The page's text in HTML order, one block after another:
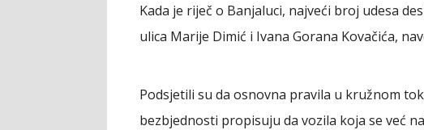
Kada je riječ o Banjaluci, najveći broj udesa
ulica Marije Dimić i Ivana Gorana Kovačića,
Podsjetili su da osnovna pravila u kružnom
bezbjednosti propisuju da vozila koja se već